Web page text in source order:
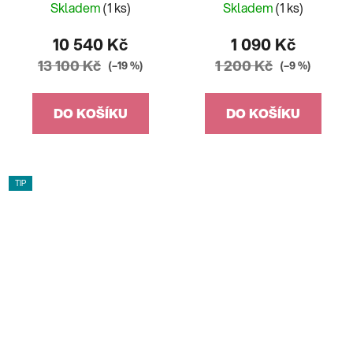
Skladem(1 ks)
10 540 Kč
13 100 Kč (–19 %)
DO KOŠÍKU
srdíčku "K" se zirkony
Skladem(1 ks)
1 090 Kč
1 200 Kč (–9 %)
DO KOŠÍKU
TIP